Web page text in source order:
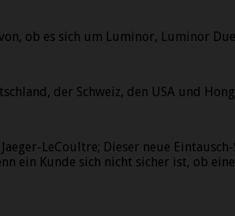
ob es sich um Luminor, Luminor
der Schweiz, den USA und
LeCoultre; Dieser neue
ein Kunde sich nicht sicher ist, ob